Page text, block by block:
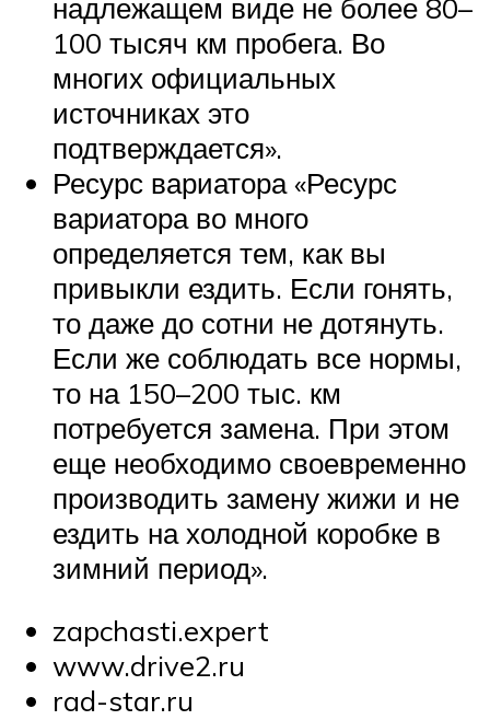
надлежащем виде не более 80–
100 тысяч км пробега. Во
многих официальных
источниках это
подтверждается».
Ресурс вариатора «Ресурс
вариатора во много
определяется тем, как вы
привыкли ездить. Если гонять,
то даже до сотни не дотянуть.
Если же соблюдать все нормы,
то на 150–200 тыс. км
потребуется замена. При этом
еще необходимо своевременно
производить замену жижи и не
ездить на холодной коробке в
зимний период».
zapchasti.expert
www.drive2.ru
rad-star.ru